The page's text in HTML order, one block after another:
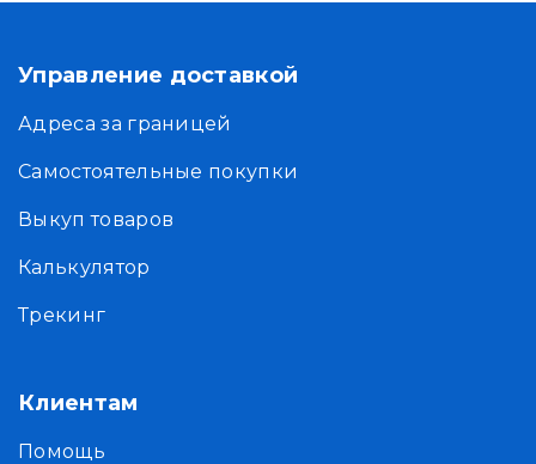
Управление доставкой
Адреса за границей
Самостоятельные покупки
Выкуп товаров
Калькулятор
Трекинг
Клиентам
Помощь